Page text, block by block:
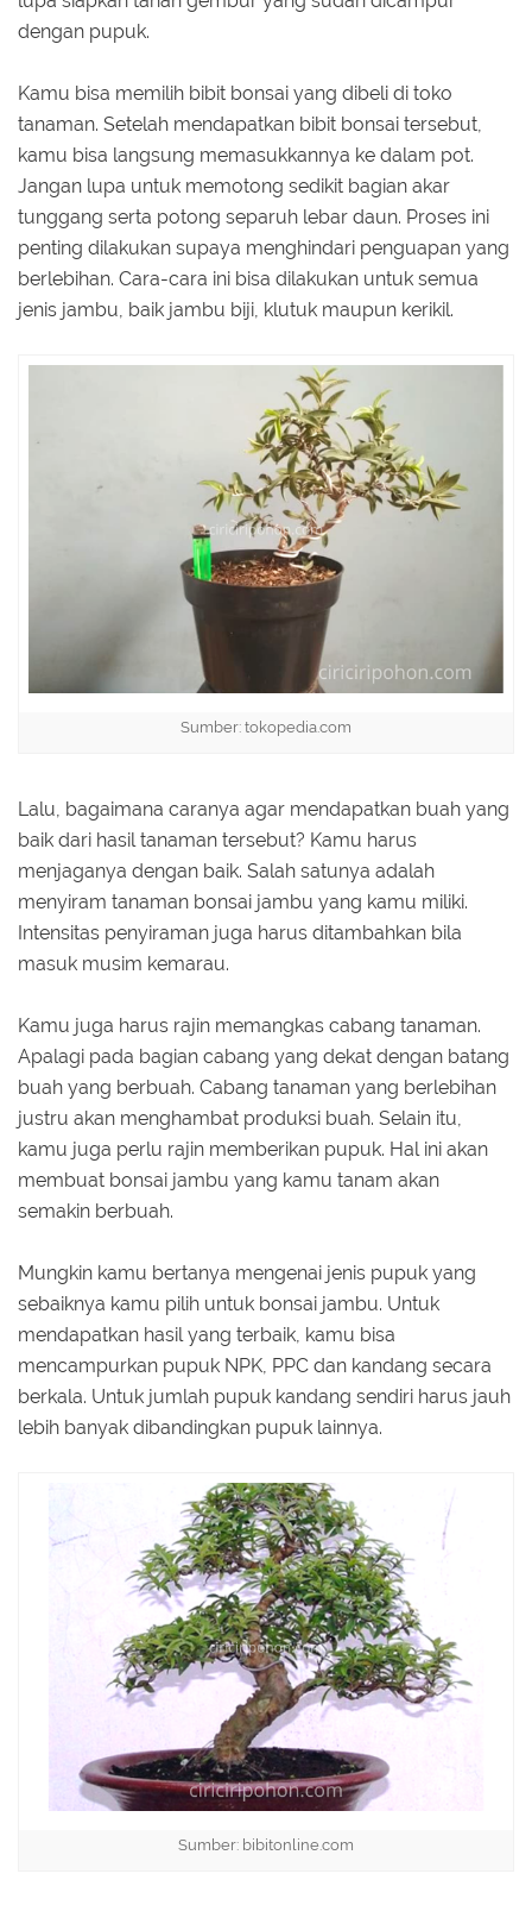
dengan pupuk.
Kamu bisa memilih bibit bonsai yang dibeli di toko
tanaman. Setelah mendapatkan bibit bonsai tersebut,
kamu bisa langsung memasukkannya ke dalam pot.
Jangan lupa untuk memotong sedikit bagian akar
tunggang serta potong separuh lebar daun. Proses ini
penting dilakukan supaya menghindari penguapan yang
berlebihan. Cara-cara ini bisa dilakukan untuk semua
jenis jambu, baik jambu biji, klutuk maupun kerikil.
Sumber: tokopedia.com
Lalu, bagaimana caranya agar mendapatkan buah yang
baik dari hasil tanaman tersebut? Kamu harus
menjaganya dengan baik. Salah satunya adalah
menyiram tanaman bonsai jambu yang kamu miliki.
Intensitas penyiraman juga harus ditambahkan bila
masuk musim kemarau.
Kamu juga harus rajin memangkas cabang tanaman.
Apalagi pada bagian cabang yang dekat dengan batang
buah yang berbuah. Cabang tanaman yang berlebihan
justru akan menghambat produksi buah. Selain itu,
kamu juga perlu rajin memberikan pupuk. Hal ini akan
membuat bonsai jambu yang kamu tanam akan
semakin berbuah.
Mungkin kamu bertanya mengenai jenis pupuk yang
sebaiknya kamu pilih untuk bonsai jambu. Untuk
mendapatkan hasil yang terbaik, kamu bisa
mencampurkan pupuk NPK, PPC dan kandang secara
berkala. Untuk jumlah pupuk kandang sendiri harus jauh
lebih banyak dibandingkan pupuk lainnya.
Sumber: bibitonline.com